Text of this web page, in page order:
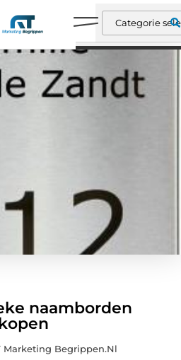
naamborden
Marketing Begrippen.nl